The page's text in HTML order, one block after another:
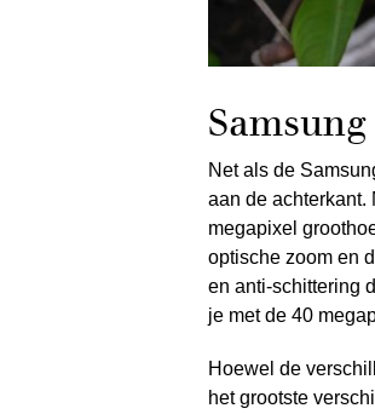
Net als de
aan de achterkant.
megapixel
optische zoom en
en anti-schittering
je met de 40
Hoewel de
het grootste